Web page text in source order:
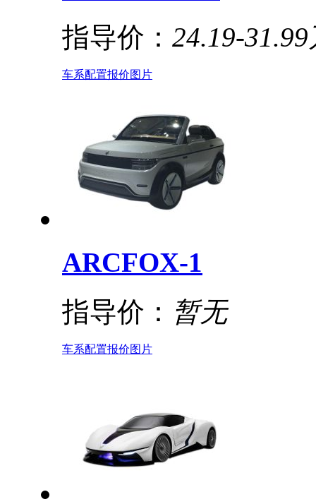
指导价： 24.19-31.99
车系配置报价图片
ARCFOX-1
指导价： 暂无
车系配置报价图片